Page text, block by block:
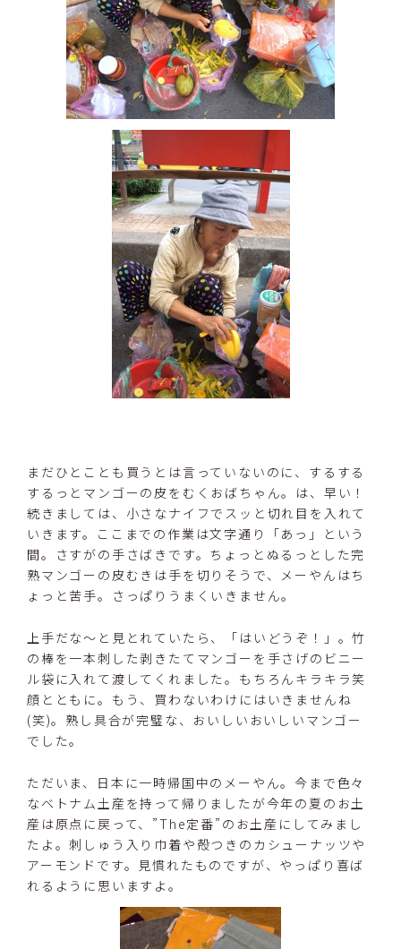
まだひとことも買うとは言っていないのに、するする
するっとマンゴーの皮をむくおばちゃん。は、早い！
続きましては、小さなナイフでスッと切れ目を入れて
いきます。ここまでの作業は文字通り「あっ」という
間。さすがの手さばきです。ちょっとぬるっとした完
熟マンゴーの皮むきは手を切りそうで、メーやんはち
ょっと苦手。さっぱりうまくいきません。
上手だな～と見とれていたら、「はいどうぞ！」。竹
の棒を一本刺した剥きたてマンゴーを手さげのビニー
ル袋に入れて渡してくれました。もちろんキラキラ笑
顔とともに。もう、買わないわけにはいきませんね
(笑)。熟し具合が完璧な、おいしいおいしいマンゴー
でした。
ただいま、日本に一時帰国中のメーやん。今まで色々
なベトナム土産を持って帰りましたが今年の夏のお土
産は原点に戻って、”The定番”のお土産にしてみまし
たよ。刺しゅう入り巾着や殻つきのカシューナッツや
アーモンドです。見慣れたものですが、やっぱり喜ば
れるように思いますよ。